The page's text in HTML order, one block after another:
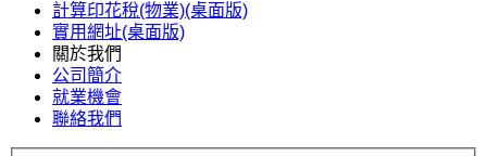
計算印花稅(物業)(桌面版)
實用網址(桌面版)
關於我們
公司簡介
就業機會
聯絡我們